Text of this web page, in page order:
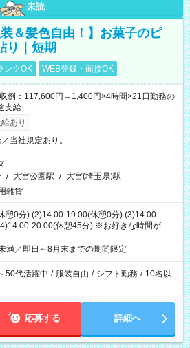
未読
＆髪色自由！】お菓子のピ
り｜短期
ンクOK WEB登録・面接OK
例：117,600円＝1,400円×4時間×21日勤務の
支給
あり
当社規定あり。
/ 大宮公園駅 / 大宮(埼玉県)駅
雑貨
憩0分) (2)14:00-19:00(休憩0分) (3)14:00-
20:00(休憩45分) ※お好きな時間が選べ
満／即日～8月末までの期間限定
50代活躍中 / 服装自由 / シフト勤務 / 10名以
応募する 詳細へ